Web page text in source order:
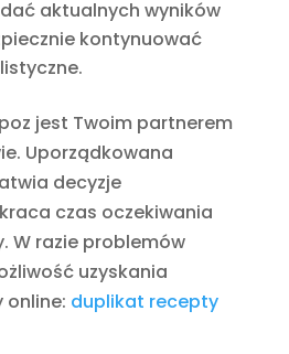
aktualnych wyników
kontynuować
jest Twoim partnerem
Uporządkowana
decyzje
czas oczekiwania
W razie problemów
uzyskania
duplikat recepty